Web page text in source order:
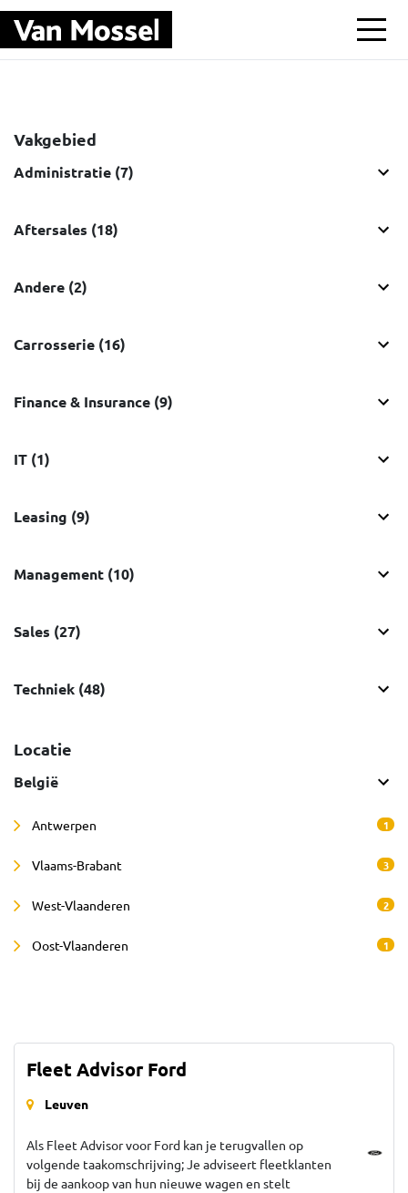
Ga naar hoofdinhoud
Vakgebied
Administratie (7)
Aftersales (18)
Andere (2)
Carrosserie (16)
Finance & Insurance (9)
IT (1)
Leasing (9)
Management (10)
Sales (27)
Techniek (48)
Locatie
België
Antwerpen 1
Vlaams-Brabant 3
West-Vlaanderen 2
Oost-Vlaanderen 1
Fleet Advisor Ford
Leuven
Als Fleet Advisor voor Ford kan je terugvallen op
volgende taakomschrijving; Je adviseert fleetklanten
bij de aankoop van hun nieuwe wagen en stelt